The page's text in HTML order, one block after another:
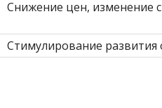
Снижение цен, изменение
Стимулирование развития